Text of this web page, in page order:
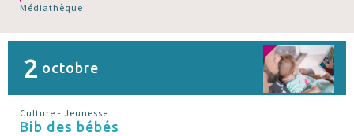
Médiathèque
2 octobre
Culture - Jeunesse
Bib des bébés